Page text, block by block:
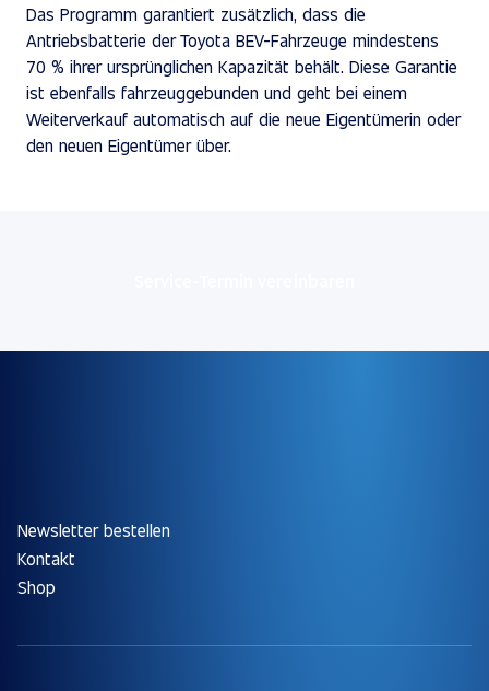
Das Programm garantiert zusätzlich, dass die
Antriebsbatterie der Toyota BEV-Fahrzeuge mindestens
70 % ihrer ursprünglichen Kapazität behält. Diese Garantie
ist ebenfalls fahrzeuggebunden und geht bei einem
Weiterverkauf automatisch auf die neue Eigentümerin oder
den neuen Eigentümer über.
Newsletter bestellen
Kontakt
Shop